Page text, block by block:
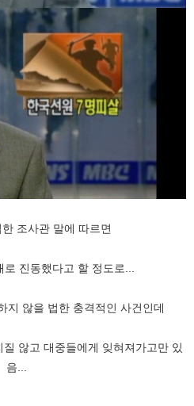
조사관 말에 따르면
진동했다고 할 정도로...
지 않을 법한 충격적인 사건인데
않고 대중들에게 잊혀져가고만 있
음...